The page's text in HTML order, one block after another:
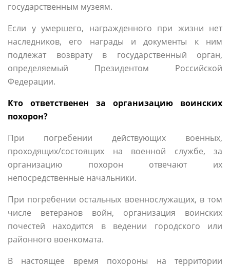
государственным музеям.
Если у умершего, награжденного при жизни нет
наследников, его награды и документы к ним
подлежат возврату в государственный орган,
определяемый Президентом Российской
Федерации.
Кто ответственен за организацию воинских
похорон?
При погребении действующих военных,
проходящих/состоящих на военной службе, за
организацию похорон отвечают их
непосредственные начальники.
При погребении остальных военнослужащих, в том
числе ветеранов войн, организация воинских
почестей находится в ведении городского или
районного военкомата.
В настоящее время похороны на территории